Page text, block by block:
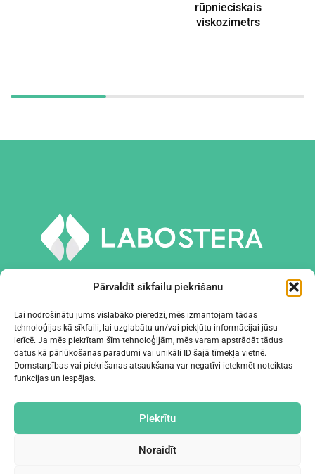
Pārvaldīt sīkfailu piekrišanu
Lai nodrošinātu jums vislabāko pieredzi, mēs izmantojam tādas
tehnoloģijas kā sīkfaili, lai uzglabātu un/vai piekļūtu informācijai jūsu
ierīcē. Ja mēs piekrītam šīm tehnoloģijām, mēs varam apstrādāt tādus
datus kā pārlūkošanas paradumi vai unikāli ID šajā tīmekļa vietnē.
Domstarpības vai piekrišanas atsaukšana var negatīvi ietekmēt noteiktas
funkcijas un iespējas.
Piekrītu
Noraidīt
rūpnieciskais
viskozimetrs
INSTRUMENTI UN APRĪKOJUMS
UZŅĒMUMS